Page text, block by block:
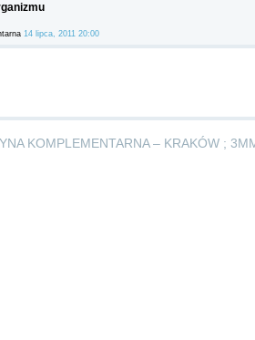
14 lipca, 2011 20:00
KOMPLEMENTARNA – KRAKÓW ;